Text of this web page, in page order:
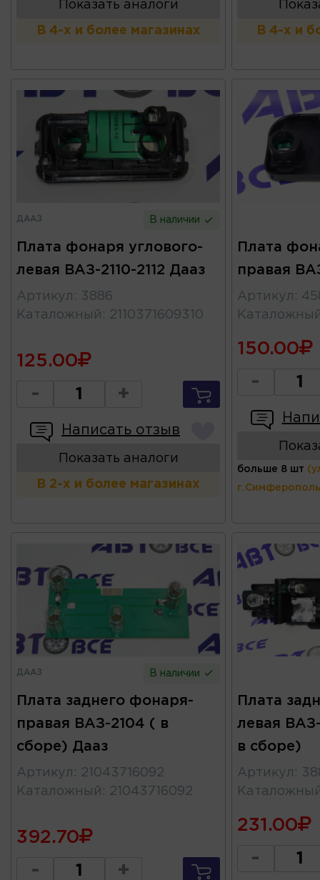
Показать аналоги
В 4-х и более магазинах В 4-х и
ДААЗ В наличии
Плата фонаря углового-
левая ВАЗ-2110-2112 Дааз
Артикул : 3886
Каталожный : 2110371609310
125.00
- +
Написать отзыв
Показать аналоги
В 2-х и более магазинах
Плата
правая
Артикул :
150.00
-
больше 8 шт
ДААЗ В наличии
Плата заднего фонаря-
правая ВАЗ-2104 ( в
сборе) Дааз
Артикул : 21043716092
Каталожный : 21043716092
392.70
- +
Плата
левая ВАЗ-
в сборе)
Артикул :
231.00
-